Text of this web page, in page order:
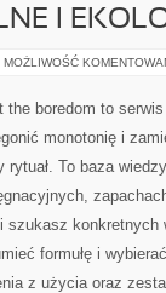
I
MOŻLIWOŚĆ
the boredom to
monotonię i
rytuał. To baza
szukasz konkretnych
formułę i
z użycia oraz